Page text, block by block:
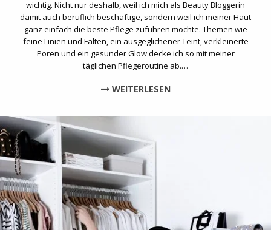
wichtig. Nicht nur deshalb, weil ich mich als Beauty Bloggerin
damit auch beruflich beschäftige, sondern weil ich meiner Haut
ganz einfach die beste Pflege zuführen möchte. Themen wie
feine Linien und Falten, ein ausgeglichener Teint, verkleinerte
Poren und ein gesunder Glow decke ich so mit meiner
täglichen Pflegeroutine ab.…
WEITERLESEN